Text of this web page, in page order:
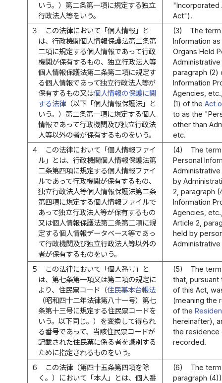
いう。）第二条第一項に規定する独立
行政法人等をいう。
"Incorporated
Act").
３
この法律において「個人情報」と
は、行政機関個人情報保護法第二条第
二項に規定する個人情報であって行政
機関が保有するもの、独立行政法人等
個人情報保護法第二条第二項に規定す
る個人情報であって独立行政法人等が
保有するもの又は個人情報の保護に関
する法律（以下「個人情報保護法」と
いう。）第二条第一項に規定する個人
情報であって行政機関及び独立行政法
人等以外の者が保有するものをいう。
(3)
The
Information
Organs Held
paragraph (2)
Information
Agencies,
(1) of theAct
to as the
other than
etc.
４
この法律において「個人情報ファイ
ル」とは、行政機関個人情報保護法第
二条第四項に規定する個人情報ファイ
ルであって行政機関が保有するもの、
独立行政法人等個人情報保護法第二条
第四項に規定する個人情報ファイルで
あって独立行政法人等が保有するもの
又は個人情報保護法第二条第二項に規
定する個人情報データベース等であっ
て行政機関及び独立行政法人等以外の
者が保有するものをいう。
(4)
The
Personal
by
2, paragraph
Information
Agencies,
Article 2,
held by
５
この法律において「個人番号」と
は、第七条第一項又は第二項の規定に
より、住民票コード（住民基本台帳法
（昭和四十二年法律第八十一号）第七
条第十三号に規定する住民票コードを
いう。以下同じ。）を変換して得られ
る番号であって、当該住民票コードが
記載された住民票に係る者を識別する
ために指定されるものをいう。
(5)
The
that, pursuant
of this Act,
(meaning the
of the
hereinafter),
the residence
recorded.
６
この法律（第四十五条第四項を除
く。）において「本人」とは、個人番
(6)
The
paragraph